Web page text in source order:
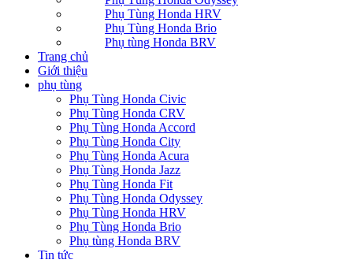
Phụ Tùng Honda HRV
Phụ Tùng Honda Brio
Phụ tùng Honda BRV
Trang chủ
Giới thiệu
phụ tùng
Phụ Tùng Honda Civic
Phụ Tùng Honda CRV
Phụ Tùng Honda Accord
Phụ Tùng Honda City
Phụ Tùng Honda Acura
Phụ Tùng Honda Jazz
Phụ Tùng Honda Fit
Phụ Tùng Honda Odyssey
Phụ Tùng Honda HRV
Phụ Tùng Honda Brio
Phụ tùng Honda BRV
Tin tức